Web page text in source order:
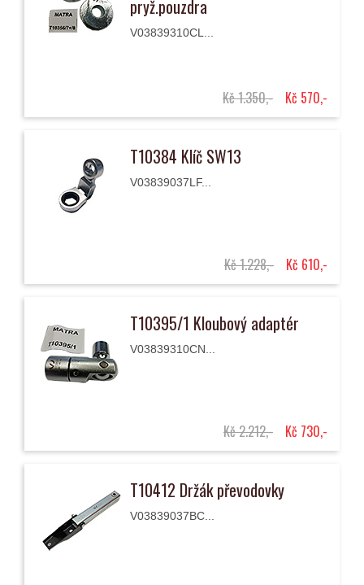
pryž.pouzdra
V03839310CL...
Kč 1.350,- Kč 570,-
T10384 Klíč SW13
V03839037LF...
Kč 1.228,- Kč 610,-
T10395/1 Kloubový adaptér
V03839310CN...
Kč 2.212,- Kč 730,-
T10412 Držák převodovky
V03839037BC...